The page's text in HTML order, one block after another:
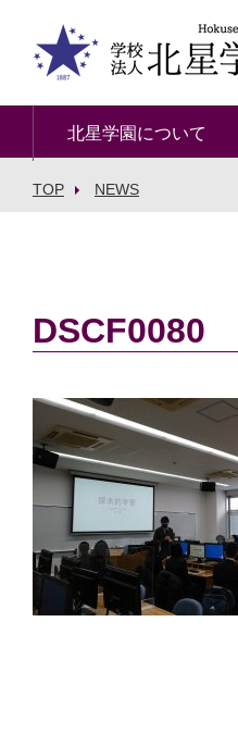
北星学園について
TOP NEWS
DSCF0080